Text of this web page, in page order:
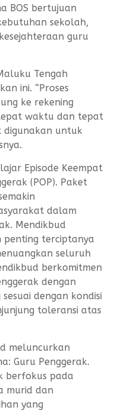
BOS bertujuan
sekolah,
guru
Tengah
ini. “Proses
ke rekening
waktu dan tepat
digunakan untuk
Episode Keempat
(POP). Paket
dalam
Mendikbud
penting terciptanya
seluruh
berkomitmen
dengan
dengan kondisi
toleransi atas
meluncurkan
Guru Penggerak.
berfokus pada
murid dan
yang